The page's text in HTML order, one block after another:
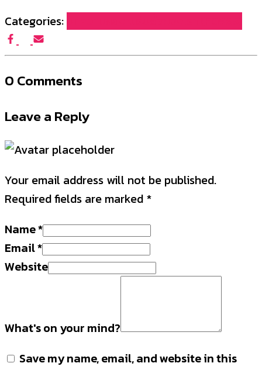
Categories:
0 Comments
Leave a Reply
Your email address will not be published.
Required fields are marked *
Name*
Email*
Website
What's on your mind?
Save my name, email, and website in this